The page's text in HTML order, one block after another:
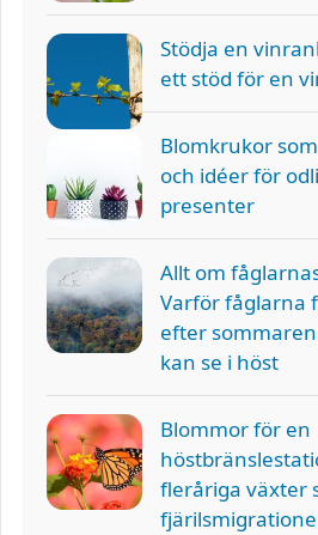
Stödja en
ett stöd för en
Blomkrukor
och idéer för
presenter
Allt om
Varför fåglarna
efter
kan se i höst
Blommor för en
fleråriga växter